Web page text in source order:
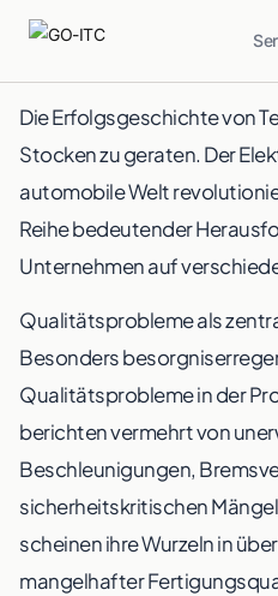
Die Erfolgsgeschichte von
Stocken zu geraten. Der
automobile Welt
Reihe bedeutender
Unternehmen auf
Qualitätsprobleme als
Besonders
Qualitätsprobleme in der
berichten vermehrt von
Beschleunigungen,
sicherheitskritischen
scheinen ihre Wurzeln in
mangelhafter